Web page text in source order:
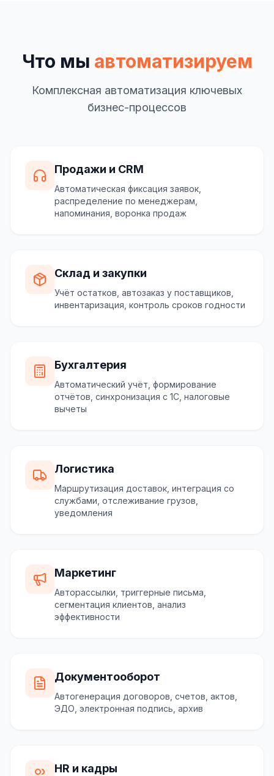
Что мы автоматизируем
Комплексная автоматизация ключевых
бизнес-процессов
Продажи и CRM
Автоматическая фиксация заявок,
распределение по менеджерам,
напоминания, воронка продаж
Склад и закупки
Учёт остатков, автозаказ у поставщиков,
инвентаризация, контроль сроков годности
Бухгалтерия
Автоматический учёт, формирование
отчётов, синхронизация с 1С, налоговые
вычеты
Логистика
Маршрутизация доставок, интеграция со
службами, отслеживание грузов,
уведомления
Маркетинг
Авторассылки, триггерные письма,
сегментация клиентов, анализ
эффективности
Документооборот
Автогенерация договоров, счетов, актов,
ЭДО, электронная подпись, архив
HR и кадры